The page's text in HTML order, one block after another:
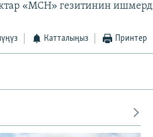
«МСН» гезитинин
Катталыңыз Принтер